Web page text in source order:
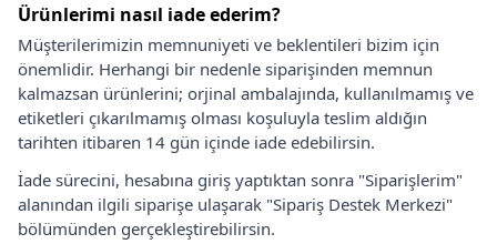
Ürünlerimi nasıl iade ederim?
Müşterilerimizin memnuniyeti ve beklentileri bizim için
önemlidir. Herhangi bir nedenle siparişinden memnun
kalmazsan ürünlerini; orjinal ambalajında, kullanılmamış ve
etiketleri çıkarılmamış olması koşuluyla teslim aldığın
tarihten itibaren 14 gün içinde iade edebilirsin.
İade sürecini, hesabına giriş yaptıktan sonra "Siparişlerim"
alanından ilgili siparişe ulaşarak "Sipariş Destek Merkezi"
bölümünden gerçekleştirebilirsin.